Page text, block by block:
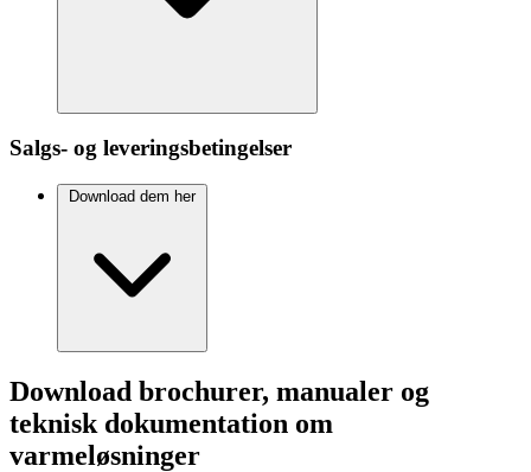
Salgs- og leveringsbetin­gelser
Download dem her
Download brochurer, manualer og
teknisk dokumentation om
varmeløsninger